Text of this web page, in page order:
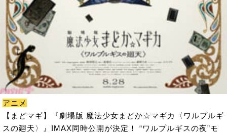
アニメ
【まどマギ】『劇場版 魔法少女まどか☆マギカ〈ワルプルギ
スの廻天〉』IMAX同時公開が決定！ “ワルプルギスの夜”モ